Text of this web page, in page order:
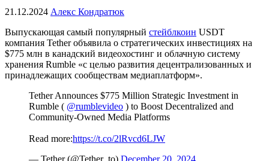
21.12.2024 Алекс Кондратюк
Выпускающая самый популярный стейблкоин USDT
компания Tether объявила о стратегических инвестициях на
$775 млн в канадский видеохостинг и облачную систему
хранения Rumble «с целью развития децентрализованных и
принадлежащих сообществам медиаплатформ».
Tether Announces $775 Million Strategic Investment in
Rumble ( @rumblevideo ) to Boost Decentralized and
Community-Owned Media Platforms
Read more:https://t.co/2lRvcd6LJW
— Tether (@Tether_to) December 20, 2024